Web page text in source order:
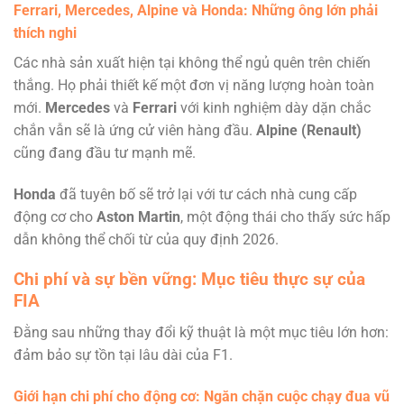
Ferrari, Mercedes, Alpine và Honda: Những ông lớn phải
thích nghi
Các nhà sản xuất hiện tại không thể ngủ quên trên chiến
thắng. Họ phải thiết kế một đơn vị năng lượng hoàn toàn
mới. Mercedes và Ferrari với kinh nghiệm dày dặn chắc
chắn vẫn sẽ là ứng cử viên hàng đầu. Alpine (Renault)
cũng đang đầu tư mạnh mẽ.
Honda đã tuyên bố sẽ trở lại với tư cách nhà cung cấp
động cơ cho Aston Martin, một động thái cho thấy sức hấp
dẫn không thể chối từ của quy định 2026.
Chi phí và sự bền vững: Mục tiêu thực sự của
FIA
Đằng sau những thay đổi kỹ thuật là một mục tiêu lớn hơn:
đảm bảo sự tồn tại lâu dài của F1.
Giới hạn chi phí cho động cơ: Ngăn chặn cuộc chạy đua vũ